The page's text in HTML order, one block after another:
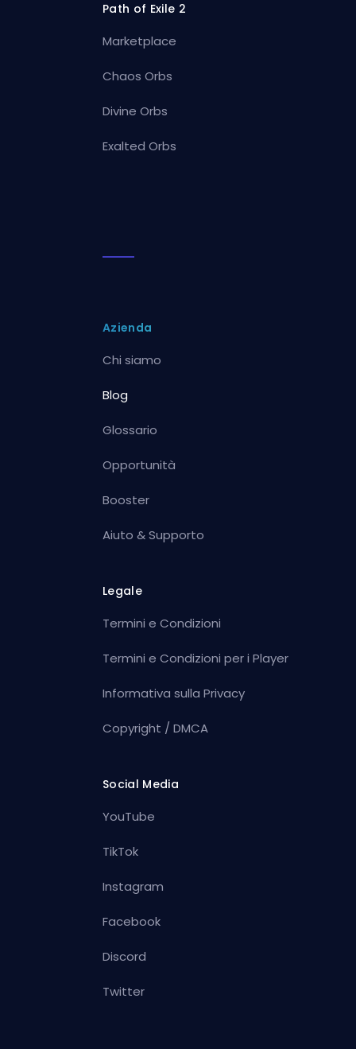
Path of Exile 2
Marketplace
Chaos Orbs
Divine Orbs
Exalted Orbs
Azienda
Chi siamo
Blog
Glossario
Opportunità
Booster
Aiuto & Supporto
Legale
Termini e Condizioni
Termini e Condizioni per i Player
Informativa sulla Privacy
Copyright / DMCA
Social Media
YouTube
TikTok
Instagram
Facebook
Discord
Twitter